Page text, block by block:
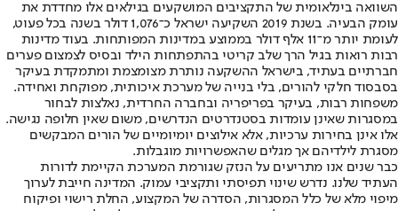
השוואה בינלאומית של התקציבים המושקעים בגילאים אלו מחדדת את
עומק הבעיה. בשנת 2019 השקיעה ישראל כ־1,076 דולר בשנה בכל פעוט,
לעומת יותר מ־11 אלף דולר בממוצע במדינות המפותחות. בעוד מדינות
רבות רואות בגיל הרך שלב קריטי בהתפתחות הילד ובסיס לצמצום פערים
חברתיים בעתיד, בישראל ההשקעה נותרת מצומצמת ומתמקדת בעיקר
בסבסוד חלקי להורים, בלי בנייה של מערכת איכותית, מפוקחת ואחידה.
משפחות רבות, בעיקר בפריפריה ובחברה החרדית, נאלצות לבחור
במסגרות שאינן עומדות בסטנדרטים הנדרשים, משום שאין חלופה נגישה.
אלו אינן בחירות ערכיות, אלא אילוצים יומיומיים של הורים המבקשים
מסגרת לילדיהם אך מגלים שהאפשרויות מוגבלות.
כבר שנים אנו מתריעים על הנזק שגורמת המערכת הקיימת לדורות
העתיד שלנו. נדרש שינוי תפיסתי ותקציבי עמוק. המדינה חייבת לערוך
מיפוי מלא של כלל המסגרות, הסדרה של המקצוע, החלת רישוי ופיקוח